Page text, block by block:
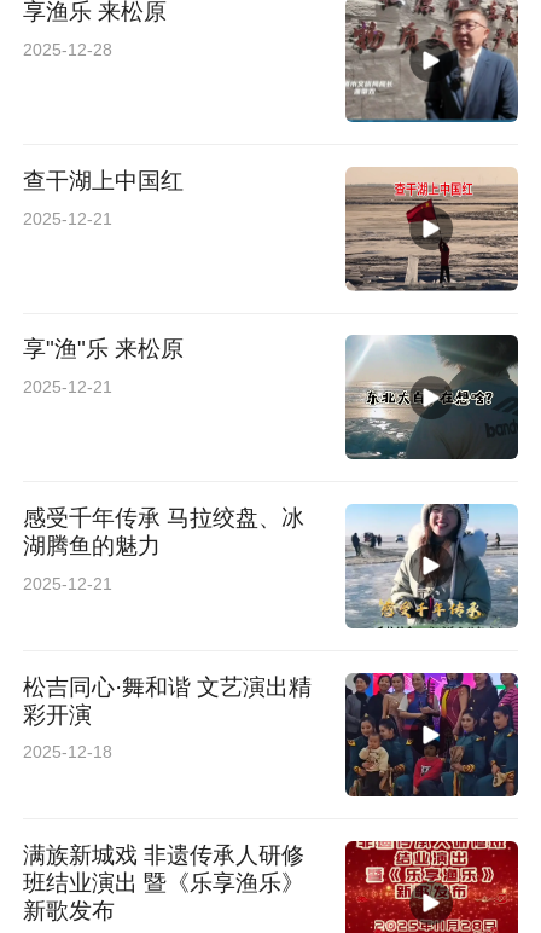
享渔乐 来松原
2025-12-28
查干湖上中国红
2025-12-21
享"渔"乐 来松原
2025-12-21
感受千年传承 马拉绞盘、冰
湖腾鱼的魅力
2025-12-21
松吉同心·舞和谐 文艺演出精
彩开演
2025-12-18
满族新城戏 非遗传承人研修
班结业演出 暨《乐享渔乐》
新歌发布